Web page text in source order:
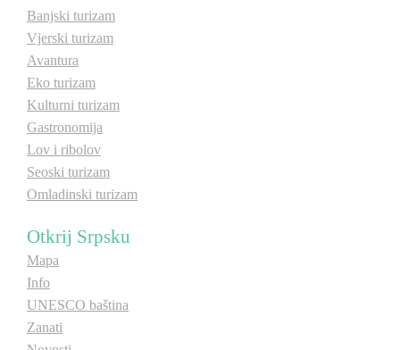
Destinacije
Spisak destinacija
Mapa destinacija
Manifestacije
Smještaj
Multimedija
Foto
Banjski turizam
Vjerski turizam
Avantura
Eko turizam
Kulturni turizam
Gastronomija
Lov i ribolov
Seoski turizam
Omladinski turizam
Otkrij Srpsku
Mapa
Info
UNESCO baština
Zanati